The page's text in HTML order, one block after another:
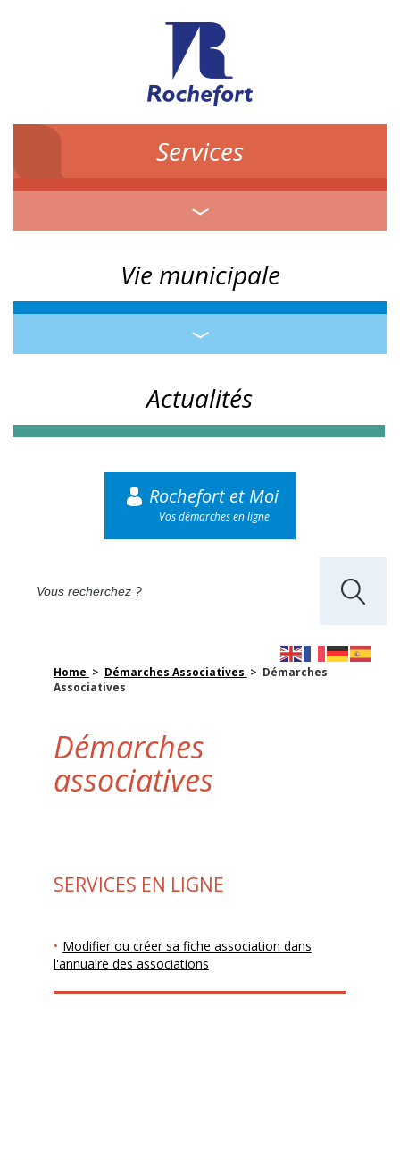
Services
Vie municipale
Actualités
Rochefort et Moi
Vos démarches en ligne
Home > Démarches Associatives > Démarches
Associatives
Démarches
associatives
SERVICES EN LIGNE
Modifier ou créer sa fiche association dans
l'annuaire des associations